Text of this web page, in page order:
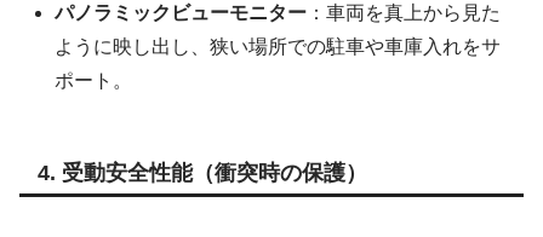
パノラミックビューモニター ：車両を真上から見た
ように映し出し、狭い場所での駐車や車庫入れをサ
ポート。
4. 受動安全性能（衝突時の保護）